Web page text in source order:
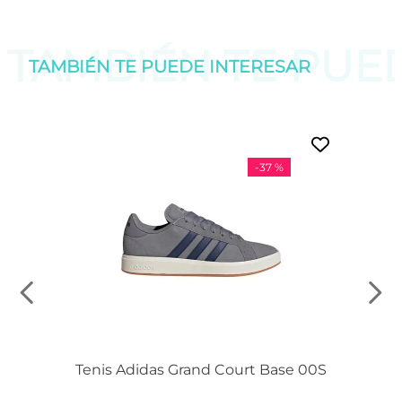
TAMBIÉN TE
TAMBIÉN TE PUEDE INTERESAR
-37 %
Tenis Adidas Grand Court Base 00S